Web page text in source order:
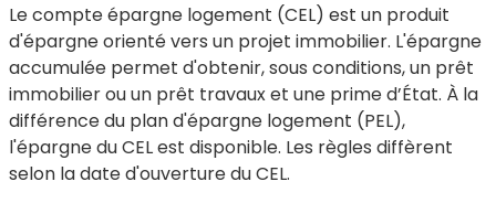
Le compte épargne logement (CEL) est un produit
d'épargne orienté vers un projet immobilier. L'épargne
accumulée permet d'obtenir, sous conditions, un prêt
immobilier ou un prêt travaux et une prime d’État. À la
différence du plan d'épargne logement (PEL),
l'épargne du CEL est disponible. Les règles diffèrent
selon la date d'ouverture du CEL.